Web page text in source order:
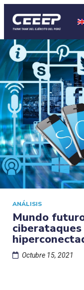
ANÁLISIS
Mundo
Octubre 15, 2021